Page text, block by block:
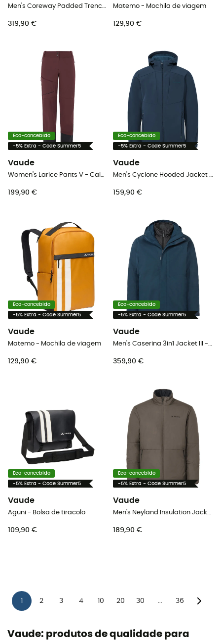
Men's Coreway Padded Trenchcoat - Casaco impermeável homem
319,90 €
Matemo - Mochila de viagem
129,90 €
Eco-concebido
-5% Extra - Code Summer5
Vaude
Women's Larice Pants V - Calça ski montanha mulher
199,90 €
Eco-concebido
-5% Extra - Code Summer5
Vaude
Men's Cyclone Hooded Jacket II - Casaco softshell homem
159,90 €
Eco-concebido
-5% Extra - Code Summer5
Vaude
Matemo - Mochila de viagem
129,90 €
Eco-concebido
-5% Extra - Code Summer5
Vaude
Men's Caserina 3in1 Jacket III - Casaco 3 em 1 homem
359,90 €
Eco-concebido
-5% Extra - Code Summer5
Vaude
Aguni - Bolsa de tiracolo
109,90 €
Eco-concebido
-5% Extra - Code Summer5
Vaude
Men's Neyland Insulation Jacket - Casaco homem
189,90 €
1 2 3 4 10 20 30 36
Vaude: produtos de qualidade para